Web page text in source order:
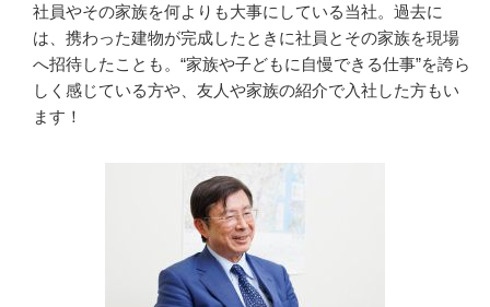
社員やその家族を何よりも大事にしている当社。過去に
は、携わった建物が完成したときに社員とその家族を現場
へ招待したことも。“家族や子どもに自慢できる仕事”を誇ら
しく感じている方や、友人や家族の紹介で入社した方もい
ます！